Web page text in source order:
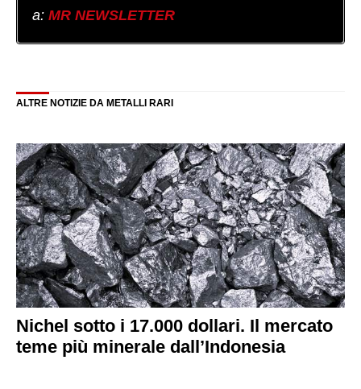
a: MR NEWSLETTER
ALTRE NOTIZIE DA METALLI RARI
Nichel sotto i 17.000 dollari. Il mercato
teme più minerale dall’Indonesia